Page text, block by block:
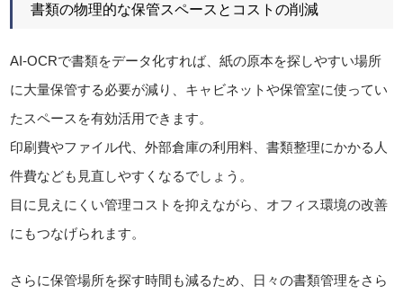
書類の物理的な保管スペースとコストの削減
AI-OCRで書類をデータ化すれば、紙の原本を探しやすい場所
に大量保管する必要が減り、キャビネットや保管室に使ってい
たスペースを有効活用できます。
印刷費やファイル代、外部倉庫の利用料、書類整理にかかる人
件費なども見直しやすくなるでしょう。
目に見えにくい管理コストを抑えながら、オフィス環境の改善
にもつなげられます。
さらに保管場所を探す時間も減るため、日々の書類管理をさら